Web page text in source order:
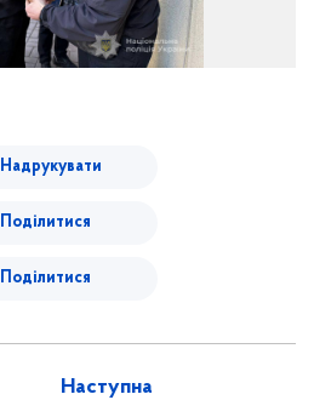
Надрукувати
Поділитися
Поділитися
Наступна